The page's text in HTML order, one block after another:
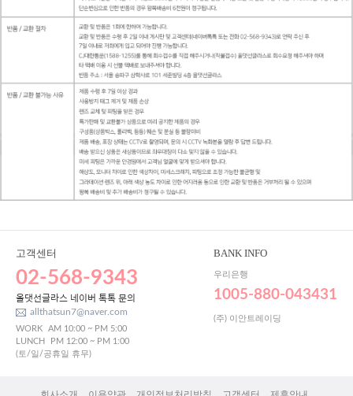
고객센터
02-568-9343
올댓선글라스 네이버 톡톡 문의
allthatsun7@naver.com
WORK
AM 10:00 ~ PM 5:00
LUNCH
PM 12:00 ~ PM 1:00
(토/일/공휴일 휴무)
BANK INFO
우리은행
1005-880-043431
(주) 이안트레이딩